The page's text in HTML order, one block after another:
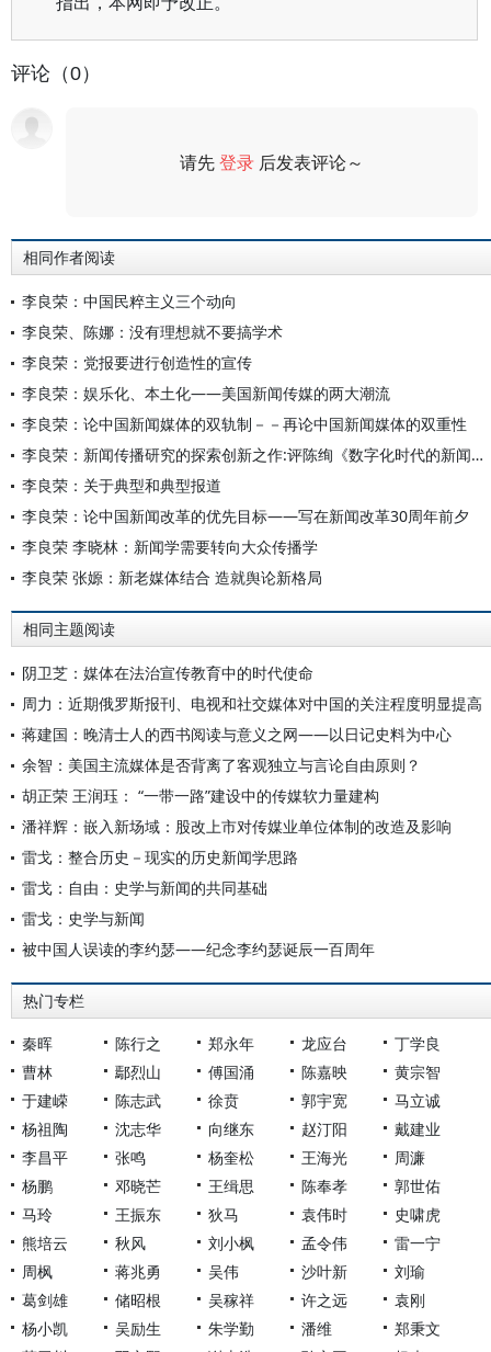
评论（0）
请先登录 后发表评论～
相同作者阅读
李良荣：中国民粹主义三个动向
李良荣、陈娜：没有理想就不要搞学术
李良荣：党报要进行创造性的宣传
李良荣：娱乐化、本土化——美国新闻传媒的两大潮流
李良荣：论中国新闻媒体的双轨制－－再论中国新闻媒体的双重性
李良荣：新闻传播研究的探索创新之作:评陈绚《数字化时代的新闻理论与实践》 论文
李良荣：关于典型和典型报道
李良荣：论中国新闻改革的优先目标——写在新闻改革30周年前夕
李良荣 李晓林：新闻学需要转向大众传播学
李良荣 张嫄：新老媒体结合 造就舆论新格局
相同主题阅读
阴卫芝：媒体在法治宣传教育中的时代使命
周力：近期俄罗斯报刊、电视和社交媒体对中国的关注程度明显提高
蒋建国：晚清士人的西书阅读与意义之网——以日记史料为中心
余智：美国主流媒体是否背离了客观独立与言论自由原则？
胡正荣 王润珏： “一带一路”建设中的传媒软力量建构
潘祥辉：嵌入新场域：股改上市对传媒业单位体制的改造及影响
雷戈：整合历史－现实的历史新闻学思路
雷戈：自由：史学与新闻的共同基础
雷戈：史学与新闻
被中国人误读的李约瑟——纪念李约瑟诞辰一百周年
热门专栏
秦晖 陈行之 郑永年 龙应台
丁学良
曹林
鄢烈山 傅国涌 陈嘉映
黄宗智
于建嵘
陈志武 徐贲 郭宇宽
马立诚
杨祖陶
沈志华 向继东 赵汀阳
戴建业
李昌平
张鸣 杨奎松 王海光
周濂
杨鹏
邓晓芒 王缉思 陈奉孝
郭世佑
马玲
王振东 狄马 袁伟时
史啸虎
熊培云
秋风 刘小枫 孟令伟
雷一宁
周枫
蒋兆勇 吴伟 沙叶新
刘瑜
葛剑雄
储昭根 吴稼祥 许之远
袁刚
杨小凯
吴励生 朱学勤 潘维
郑秉文